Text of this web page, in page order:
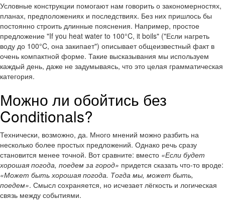
Условные конструкции помогают нам говорить о закономерностях,
планах, предположениях и последствиях. Без них пришлось бы
постоянно строить длинные пояснения. Например, простое
предложение "If you heat water to 100°C, it boils" ("Если нагреть
воду до 100°C, она закипает") описывает общеизвестный факт в
очень компактной форме. Такие высказывания мы используем
каждый день, даже не задумываясь, что это целая грамматическая
категория.
Можно ли обойтись без
Conditionals?
Технически, возможно, да. Много мнений можно разбить на
несколько более простых предложений. Однако речь сразу
становится менее точной. Вот сравните: вместо «Если будет
хорошая погода, поедем за город» придется сказать что-то вроде:
«Может быть хорошая погода. Тогда мы, может быть,
поедем». Смысл сохраняется, но исчезает лёгкость и логическая
связь между событиями.